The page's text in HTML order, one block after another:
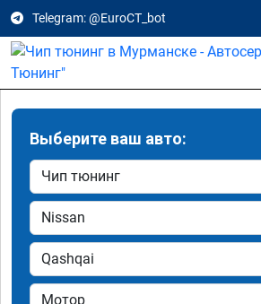
Telegram: @EuroCT_bot
Выберите ваш авто: